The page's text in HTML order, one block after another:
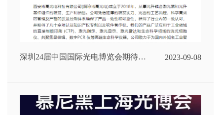
深圳24届中国国际光电博览会期待您
2023-09-08